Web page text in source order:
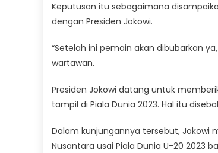
Keputusan itu sebagaimana
dengan Presiden Jokowi.
“Setelah ini pemain akan dibubarkan
wartawan.
Presiden Jokowi datang untuk
tampil di Piala Dunia 2023. Hal itu
Dalam kunjungannya tersebut, Jokowi
Nusantara usai Piala Dunia U-20 2023